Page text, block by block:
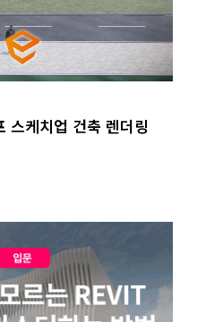
스케치업 건축 렌더링